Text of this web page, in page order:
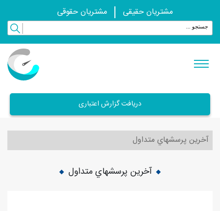
مشتریان حقیقی مشتریان حقوقی
دریافت گزارش اعتباری
آخرین پرسشهاي متداول
آخرین پرسشهاي متداول